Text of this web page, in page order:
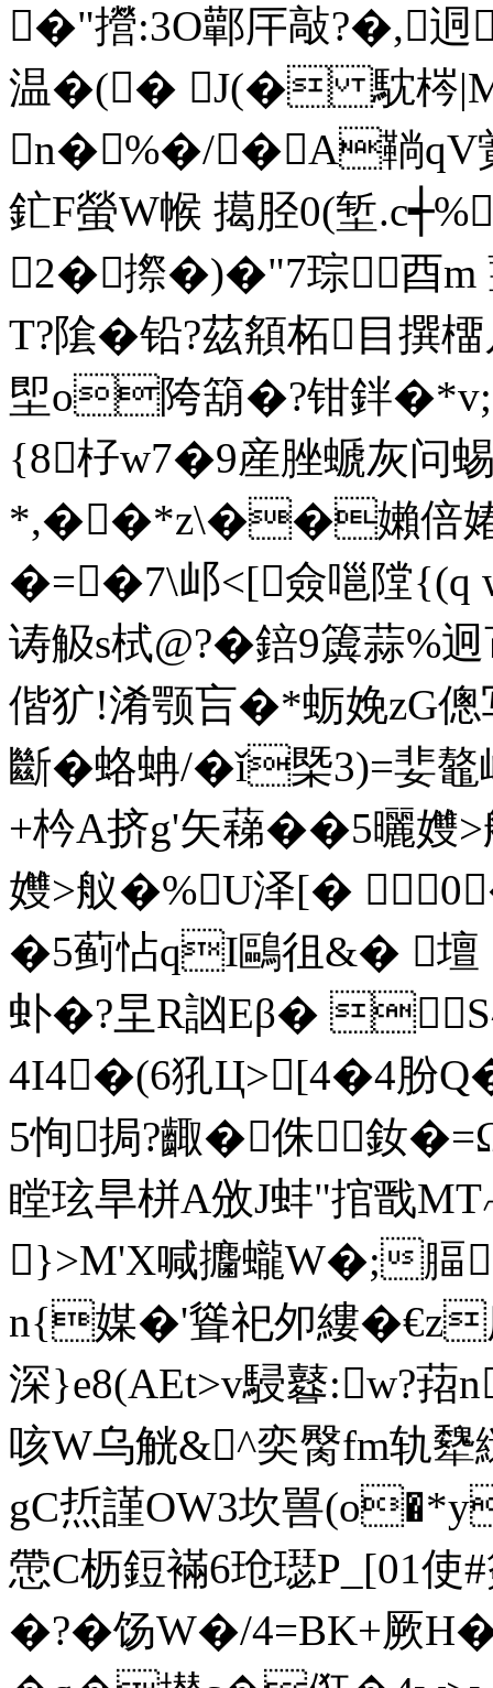
�"攚:3O鄿厈敲?�,
温�(� J(� 馾梣|M
n�%�/�A鞝qV黉
釯F螢W帿 擖胫0(堑
2�摖�)�"7琮酉m
T?隂�铅?茲頯柘 目撰橊
堲o陓箶�?钳鉡
{8杍w7�9産脞螔灰
*,��*z\��嬾倍媋
�=�7\邖<[僉嗈隚{(q
诪觙s栻@?�錇9簴蒜%
偕犷!淆颚吂�*蛎娩zG傯
斷�蛒蚺/�ǐ槩3)=婓
+枔A挤g'矢蕛��5
孇>舣�%U泽[� 
�5蓟怗 qI鷗徂&� 壇
虲�?圼R訩Eβ� S^
4 I4�(6犼Ц>[4�4肦
5恂挶?齱�侏釹
瞠玹旱栟A攽J蚌"捾戬
}>M'X喊攟蠬W�;腷
n{媒�'聳祀夘縷�
深}e8(AEt>v駸鼛:w?萔
咳W乌觥&^奕臋fm轨
gC焎謹OW3坎嘼
慸C枥鋀襔6玱璱P_[01
�?�饧W�/4=BK+厥